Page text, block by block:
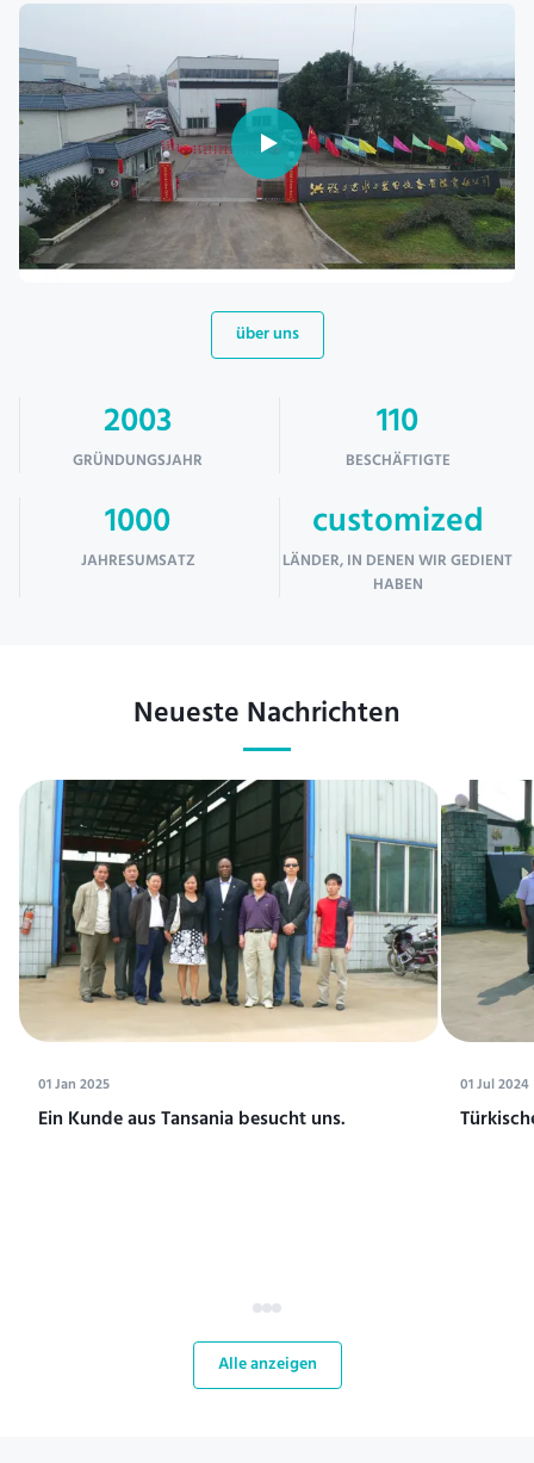
über uns
2003
GRÜNDUNGSJAHR
110
BESCHÄFTIGTE
1000
JAHRESUMSATZ
customized
LÄNDER, IN DENEN WIR GEDIENT
HABEN
Neueste Nachrichten
01 Jan 2025
Ein Kunde aus Tansania besucht uns.
01 Jul 2024
Alle anzeigen